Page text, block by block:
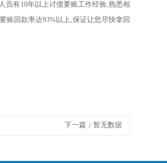
员有10年以上讨债要账工作经验,熟悉相
账回款率达93%以上,保证让您尽快拿回
下一篇： 暂无数据